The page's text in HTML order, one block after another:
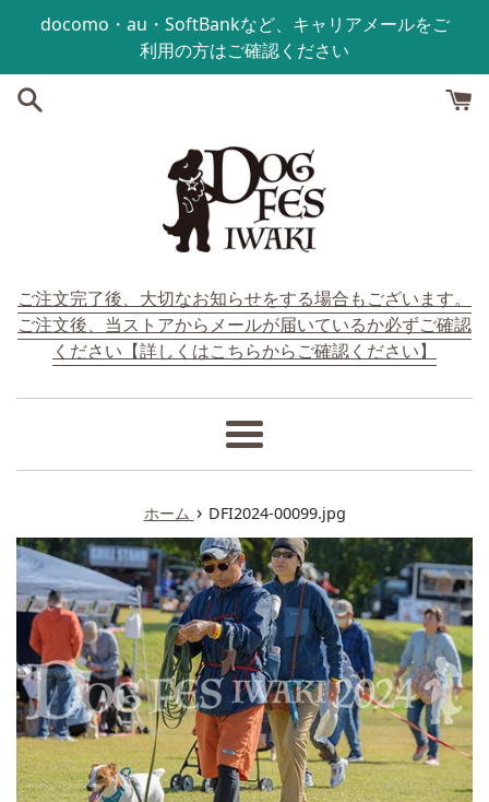
コンテンツにスキップする
docomo・au・SoftBankなど、キャリアメールをご
利用の方はご確認ください
ご注文完了後、大切なお知らせをする場合もございます。
ご注文後、当ストアからメールが届いているか必ずご確認
ください【詳しくはこちらからご確認ください】
メ
ニ
ー
ホーム › DFI2024-00099.jpg